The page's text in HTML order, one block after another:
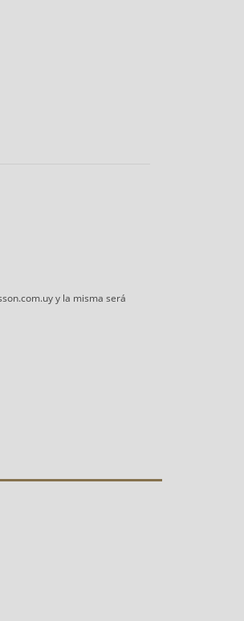
y la misma será